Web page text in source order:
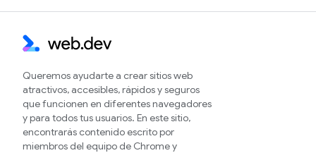
Queremos ayudarte a crear sitios web
atractivos, accesibles, rápidos y seguros
que funcionen en diferentes navegadores
y para todos tus usuarios. En este sitio,
encontrarás contenido escrito por
miembros del equipo de Chrome y